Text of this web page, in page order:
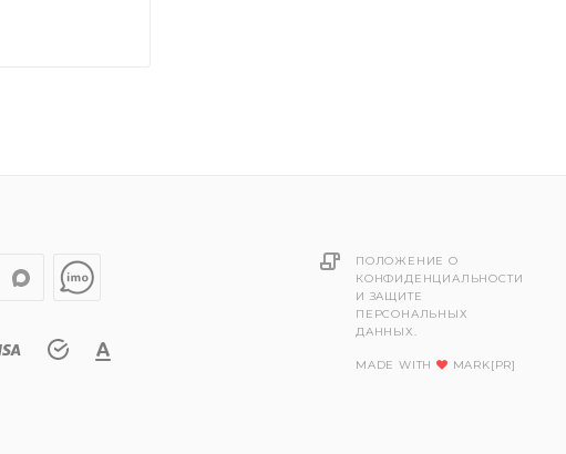
ПОЛОЖЕНИЕ О
КОНФИДЕНЦИАЛЬНОСТИ
И ЗАЩИТЕ
ПЕРСОНАЛЬНЫХ
ДАННЫХ.
MADE WITH MARK[PR]